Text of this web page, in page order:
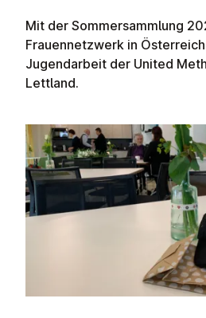
Mit der Sommersammlung
Frauennetzwerk in
Jugendarbeit der United
Lettland.